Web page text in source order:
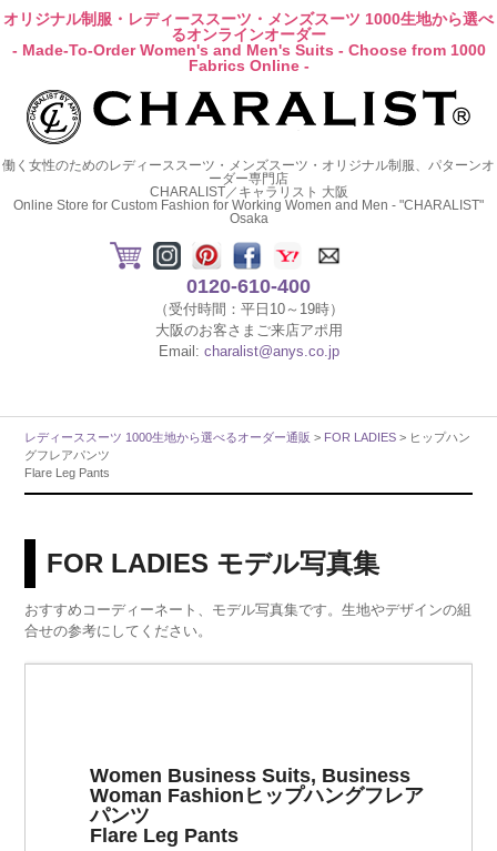
オリジナル制服・レディーススーツ・メンズスーツ 1000生地から選べ
るオンラインオーダー
- Made-To-Order Women's and Men's Suits - Choose from 1000
Fabrics Online -
働く女性のためのレディーススーツ・メンズスーツ・オリジナル制服、パターンオ
ーダー専門店
CHARALIST／キャラリスト 大阪
Online Store for Custom Fashion for Working Women and Men - "CHARALIST"
Osaka
0120-610-400
（受付時間：平日10～19時）
大阪のお客さまご来店アポ用
Email: charalist@anys.co.jp
レディーススーツ 1000生地から選べるオーダー通販 > FOR LADIES > ヒップハン
グフレアパンツ
Flare Leg Pants
FOR LADIES モデル写真集
おすすめコーディーネート、モデル写真集です。生地やデザインの組
合せの参考にしてください。
Women Business Suits, Business
Woman Fashion ヒップハングフレア
パンツ
Flare Leg Pants